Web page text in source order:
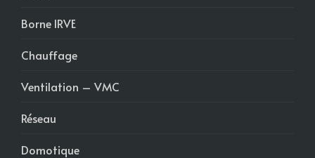
Borne IRVE
Chauffage
Ventilation – VMC
Réseau
Domotique